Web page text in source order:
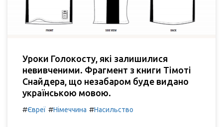
Уроки Голокосту, які залишилися
невивченими. Фрагмент з книги Тімоті
Снайдера, що незабаром буде видано
українською мовою.
#Євреї #Німеччина #Насильство